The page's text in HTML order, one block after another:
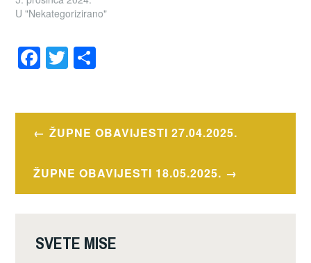
U "Nekategorizirano"
F
a
e
b
o
o
T
wi
er e
Navigacija
ŽUPNE OBAVIJESTI 27.04.2025.
ŽUPNE OBAVIJESTI 18.05.2025.
SVETE MISE